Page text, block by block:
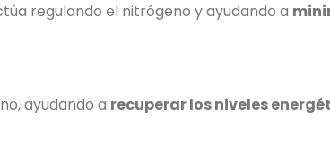
regulando el nitrógeno y ayudando a
ayudando a recuperar los niveles